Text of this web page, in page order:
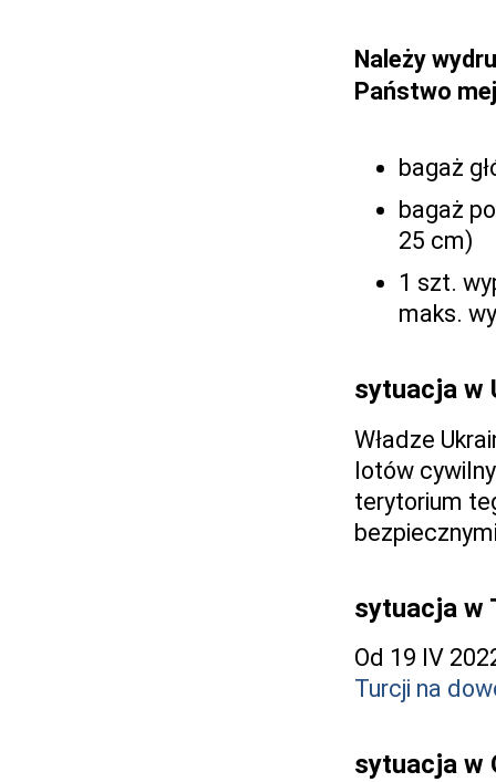
Należy
Państwo
bagaż
bagaż
25 cm)
1 szt.
maks.
sytuacja w
Władze
lotów
terytorium
sytuacja w
Od 19 IV
Turcji na
sytuacja w